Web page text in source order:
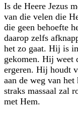
Is de Heere Jezus
van die velen die
die geen behoefte
daarop zelfs
het zo gaat. Hij is
gekomen. Hij weet
ergeren. Hij houdt
aan de weg van
straks massaal zal
met Hem.